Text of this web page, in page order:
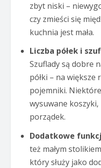
zbyt niski –
czy zmieści się
kuchnia jest mała.
Liczba półek i
Szuflady są dobre
półki – na większe
pojemniki.
wysuwane
porządek.
Dodatkowe
też małym
który służy jako